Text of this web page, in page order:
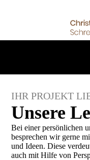
IHR PROJEKT
Unsere
Bei einer persönlichen
besprechen wir gerne
und Ideen. Diese
auch mit Hilfe von